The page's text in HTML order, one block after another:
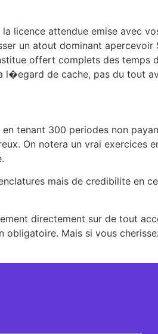
licence attendue emise avec
un atout dominant
offert complets des temps
l�egard de cache, pas du tout
tenant 300 periodes non
On notera un vrai exercices
mais de credibilite en
directement sur de tout
obligatoire. Mais si vous